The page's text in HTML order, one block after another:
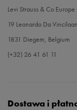
Levi Strauss & Co Europe
19 Leonardo Da Vincilaan
1831 Diegem, Belgium
(+32) 26 41 61 11
Dostawa i